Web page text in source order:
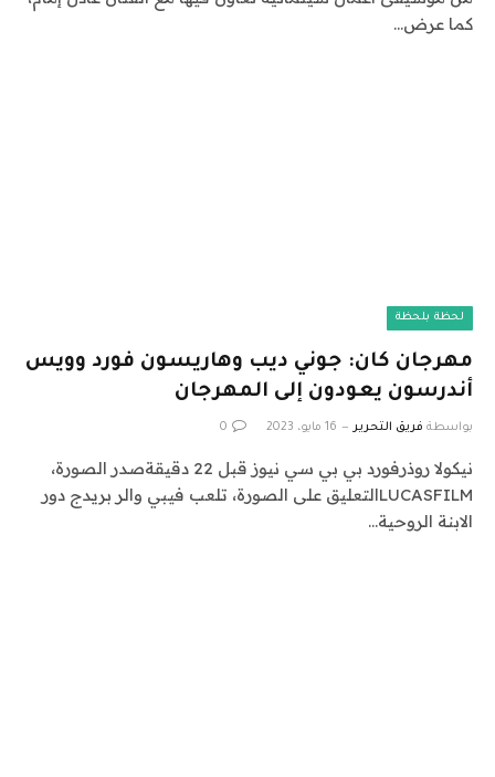
كما عرض…
لحظة بلحظة
مهرجان كان: جوني ديب وهاريسون فورد وويس
أندرسون يعودون إلى المهرجان
بواسطة فريق التحرير 16 مايو، 2023 0
نيكولا روذرفورد بي بي سي نيوز قبل 22 دقيقةصدر الصورة،
LUCASFILMالتعليق على الصورة، تلعب فيبي والر بريدج دور
الابنة الروحية…